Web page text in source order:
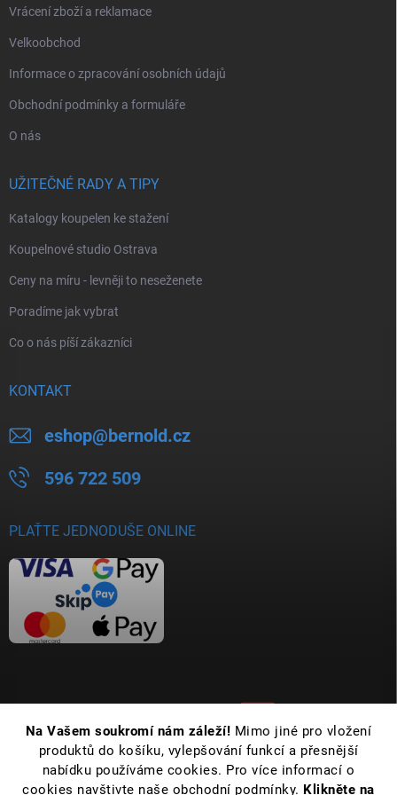
Na Vašem soukromí nám záleží! Mimo jiné pro vložení
produktů do košíku, vylepšování funkcí a přesnější
nabídku používáme cookies. Pro více informací o
cookies navštivte naše obchodní podmínky. Klikněte na
Vrácení zboží a reklamace
Velkoobchod
Informace o zpracování osobních údajů
Obchodní podmínky a formuláře
O nás
UŽITEČNÉ RADY A TIPY
Katalogy koupelen ke stažení
Koupelnové studio Ostrava
Ceny na míru - levněji to neseženete
Poradíme jak vybrat
Co o nás píší zákazníci
KONTAKT
eshop@bernold.cz
596 722 509
PLAŤTE JEDNODUŠE ONLINE